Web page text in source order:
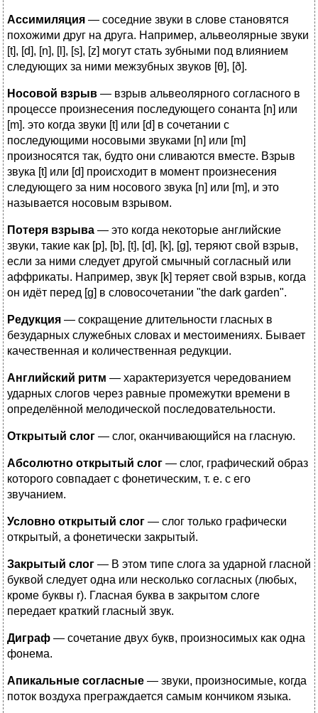
Ассимиляция — соседние звуки в слове становятся
похожими друг на друга. Например, альвеолярные звуки
[t], [d], [n], [l], [s], [z] могут стать зубными под влиянием
следующих за ними межзубных звуков [θ], [ð].
Носовой взрыв — взрыв альвеолярного согласного в
процессе произнесения последующего сонанта [n] или
[m]. это когда звуки [t] или [d] в сочетании с
последующими носовыми звуками [n] или [m]
произносятся так, будто они сливаются вместе. Взрыв
звука [t] или [d] происходит в момент произнесения
следующего за ним носового звука [n] или [m], и это
называется носовым взрывом.
Потеря взрыва — это когда некоторые английские
звуки, такие как [p], [b], [t], [d], [k], [g], теряют свой взрыв,
если за ними следует другой смычный согласный или
аффрикаты. Например, звук [k] теряет свой взрыв, когда
он идёт перед [g] в словосочетании "the dark garden".
Редукция — сокращение длительности гласных в
безударных служебных словах и местоимениях. Бывает
качественная и количественная редукции.
Английский ритм — характеризуется чередованием
ударных слогов через равные промежутки времени в
определённой мелодической последовательности.
Открытый слог — слог, оканчивающийся на гласную.
Абсолютно открытый слог — слог, графический образ
которого совпадает с фонетическим, т. е. с его
звучанием.
Условно открытый слог — слог только графически
открытый, а фонетически закрытый.
Закрытый слог — В этом типе слога за ударной гласной
буквой следует одна или несколько согласных (любых,
кроме буквы r). Гласная буква в закрытом слоге
передает краткий гласный звук.
Диграф — сочетание двух букв, произносимых как одна
фонема.
Апикальные согласные — звуки, произносимые, когда
поток воздуха преграждается самым кончиком языка.